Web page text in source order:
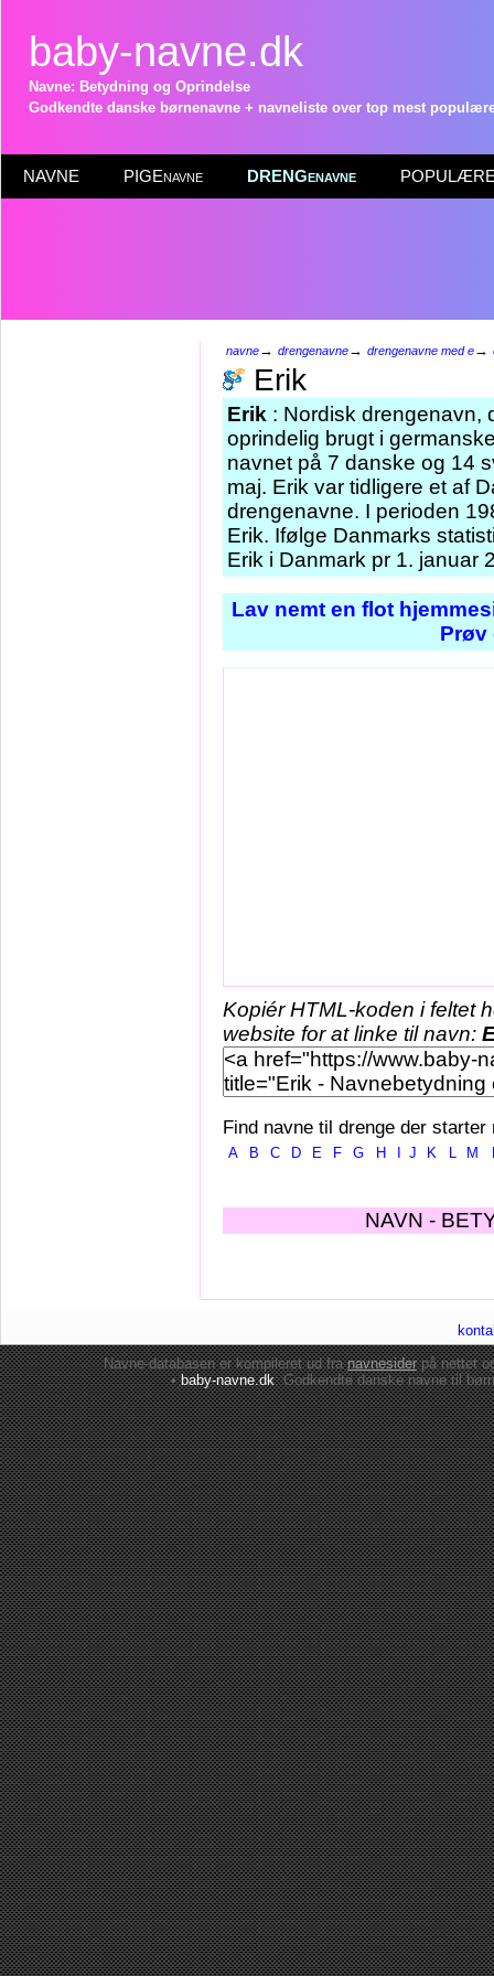
baby-navne.dk
Navne: Betydning og Oprindelse
Godkendte danske børnenavne + navneliste over top mest
NAVNE PIGEnavne DRENGenavne POPULÆRE
navne→ drengenavne→ drengenavne med e→
Erik
Erik : Nordisk drengenavn,
oprindelig brugt i
navnet på 7 danske og 14
maj. Erik var tidligere et af
drengenavne. I perioden
Erik. Ifølge Danmarks
Erik i Danmark pr 1. januar
Lav nemt en flot
Prøv
Kopiér HTML-koden i feltet
website for at linke til navn:
Find navne til drenge der starter
A B C D E F G H J K L M
NAVN -
Navne-databasen er kompileret ud franavnesiderpå nettet
•baby-navne.dk: Godkendte danskenavne til børn